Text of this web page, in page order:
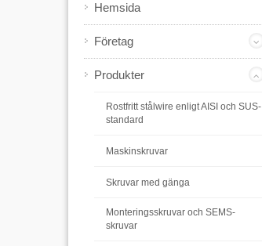
Hemsida
Företag
Produkter
Rostfritt stålwire enligt AISI och SUS-
standard
Maskinskruvar
Skruvar med gänga
Monteringsskruvar och SEMS-
skruvar